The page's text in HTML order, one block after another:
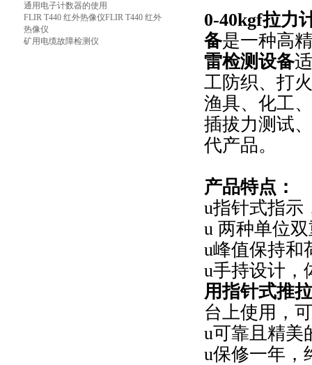
0-40kgf拉力
备是一种高
雷检测设备
工防织、打
渔具、化工
插拔力测试
代产品。
产品特点：
u指针式指示
u 两种单位
u峰值保持和
u手持设计，
用指针式推
台上使用，
u可靠且精美
u保修一年，
通用电子计数器的使用
FLIR T440 红外热像仪FLIR T440 红外
热像仪
矿用电缆故障检测仪